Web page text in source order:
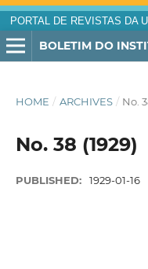
PORTAL DE REVISTAS DA
BOLETIM DO
HOME / ARCHIVES / No.
No. 38 (1929)
PUBLISHED: 1929-01-16